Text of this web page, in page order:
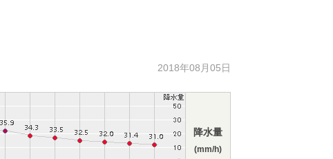
2018年08月05日
降水量
(mm/h)